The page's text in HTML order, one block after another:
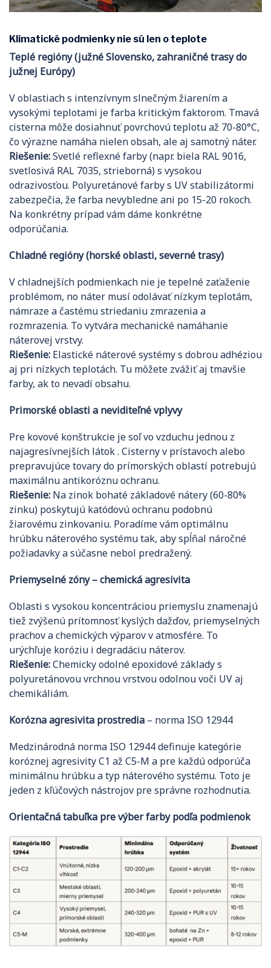
Klimatické podmienky nie sú len o teplote
Teplé regióny (južné Slovensko, zahraničné trasy do
južnej Európy)
V oblastiach s intenzívnym slnečným žiarením a
vysokými teplotami je farba kritickým faktorom. Tmavá
cisterna môže dosiahnuť povrchovú teplotu až 70-80°C,
čo výrazne namáha nielen obsah, ale aj samotný náter.
Riešenie:Svetlé reflexné farby (napr. biela RAL 9016,
svetlosivá RAL 7035, strieborná) s vysokou
odrazivosťou. Polyuretánové farby s UV stabilizátormi
zabezpečia, že farba nevybledne ani po 15-20 rokoch.
Na konkrétny prípad vám dáme konkrétne
odporúčania.
Chladné regióny (horské oblasti, severné trasy)
V chladnejších podmienkach nie je tepelné zaťaženie
problémom, no náter musí odolávať nízkym teplotám,
námraze a častému striedaniu zmrazenia a
rozmrazenia. To vytvára mechanické namáhanie
náterovej vrstvy.
Riešenie: Elastické náterové systémy s dobrou adhéziou
aj pri nízkych teplotách. Tu môžete zvážiť aj tmavšie
farby, ak to nevadí obsahu.
Primorské oblasti a neviditeľné vplyvy
Pre kovové konštrukcie je soľ vo vzduchu jednou z
najagresívnejších látok . Cisterny v prístavoch alebo
prepravujúce tovary do prímorských oblastí potrebujú
maximálnu antikoróznu ochranu.
Riešenie: Na zinok bohaté základové nátery (60-80%
zinku) poskytujú katódovú ochranu podobnú
žiarovému zinkovaniu. Poradíme vám optimálnu
hrúbku náterového systému tak, aby spĺňal náročné
požiadavky a súčasne nebol predražený.
Priemyselné zóny – chemická agresivita
Oblasti s vysokou koncentráciou priemyslu znamenajú
tiež zvýšenú prítomnosť kyslých dažďov, priemyselných
prachov a chemických výparov v atmosfére. To
urýchľuje koróziu i degradáciu náterov.
Riešenie:Chemicky odolné epoxidové základy s
polyuretánovou vrchnou vrstvou odolnou voči UV aj
chemikáliám.
Korózna agresivita prostredia – norma ISO 12944
Medzinárodná norma ISO 12944 definuje kategórie
koróznej agresivity C1 až C5-M a pre každú odporúča
minimálnu hrúbku a typ náterového systému. Toto je
jeden z kľúčových nástrojov pre správne rozhodnutia.
Orientačná tabuľka pre výber farby podľa podmienok